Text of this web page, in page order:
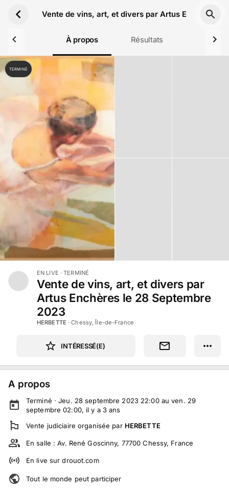
Vente de vins, art, et divers par Artus Enchères le
À propos Résultats
TERMINÉ
EN LIVE · TERMINÉ
Vente de vins, art, et divers par
Artus Enchères le 28 Septembre
2023
HERBETTE ·Chessy, Île-de-France
INTÉRESSÉ(E)
A propos
Terminé ·Jeu. 28 septembre 2023 22:00 au ven. 29
septembre 02:00, il y a 3 ans
Vente judiciaire organisée par HERBETTE
En salle :Av. René Goscinny, 77700 Chessy, France
En live surdrouot.com
Tout le monde peut participer